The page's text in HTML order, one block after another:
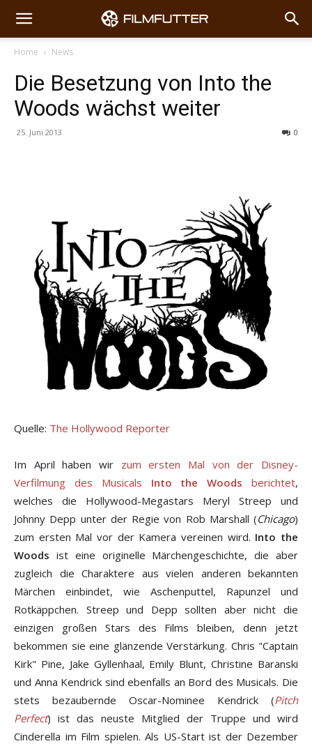
Home News
Die Besetzung von Into the
Woods wächst weiter
25. Juni 2013 0
Quelle: The Hollywood Reporter
Im April haben wir zum ersten Mal von der Disney-
Verfilmung des Musicals Into the Woods berichtet,
welches die Hollywood-Megastars Meryl Streep und
Johnny Depp unter der Regie von Rob Marshall (Chicago)
zum ersten Mal vor der Kamera vereinen wird. Into the
Woods ist eine originelle Märchengeschichte, die aber
zugleich die Charaktere aus vielen anderen bekannten
Märchen einbindet, wie Aschenputtel, Rapunzel und
Rotkäppchen. Streep und Depp sollten aber nicht die
einzigen großen Stars des Films bleiben, denn jetzt
bekommen sie eine glänzende Verstärkung. Chris "Captain
Kirk" Pine, Jake Gyllenhaal, Emily Blunt, Christine Baranski
und Anna Kendrick sind ebenfalls an Bord des Musicals. Die
stets bezaubernde Oscar-Nominee Kendrick (Pitch
Perfect) ist das neuste Mitglied der Truppe und wird
Cinderella im Film spielen. Als US-Start ist der Dezember